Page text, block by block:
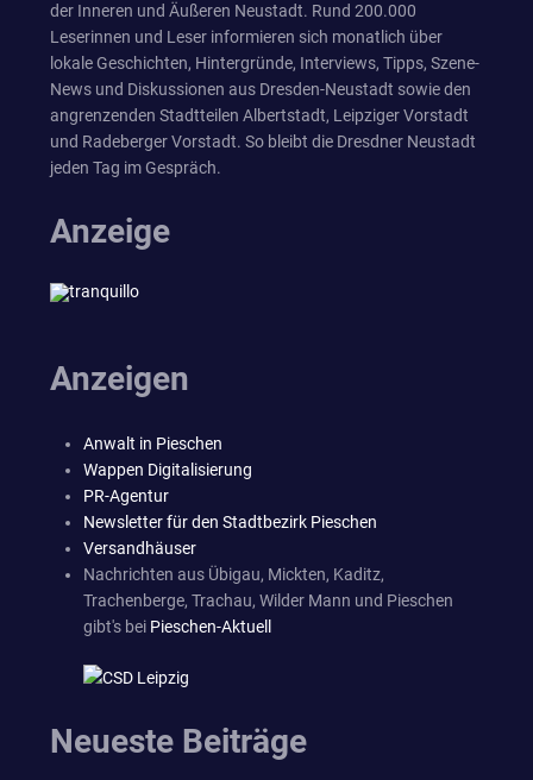
der Inneren und Äußeren Neustadt. Rund 200.000
Leserinnen und Leser informieren sich monatlich über
lokale Geschichten, Hintergründe, Interviews, Tipps, Szene-
News und Diskussionen aus Dresden-Neustadt sowie den
angrenzenden Stadtteilen Albertstadt, Leipziger Vorstadt
und Radeberger Vorstadt. So bleibt die Dresdner Neustadt
jeden Tag im Gespräch.
Anzeige
Anzeigen
Anwalt in Pieschen
Wappen Digitalisierung
PR-Agentur
Newsletter für den Stadtbezirk Pieschen
Versandhäuser
Nachrichten aus Übigau, Mickten, Kaditz,
Trachenberge, Trachau, Wilder Mann und Pieschen
gibt's bei Pieschen-Aktuell
Neueste Beiträge